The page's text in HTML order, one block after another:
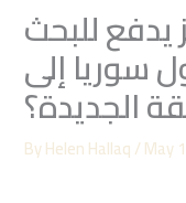
للبحث
سوريا إلى
الجديدة؟
ByHelen Hallaq/May